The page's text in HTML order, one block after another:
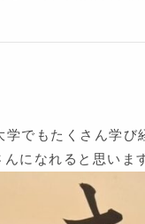
でもたくさん学び
になれると思いま